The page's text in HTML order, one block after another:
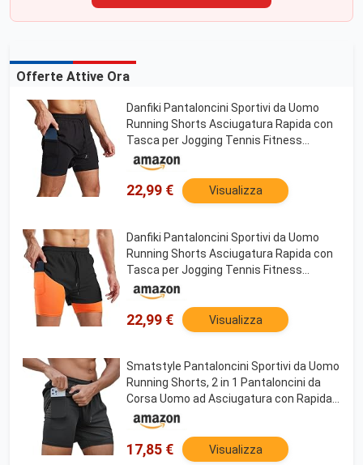
Offerte Attive Ora
Danfiki Pantaloncini Sportivi da Uomo
Running Shorts Asciugatura Rapida con
Tasca per Jogging Tennis Fitness
Allenamento 2 in 1,Nero,L
22,99 € Visualizza
Danfiki Pantaloncini Sportivi da Uomo
Running Shorts Asciugatura Rapida con
Tasca per Jogging Tennis Fitness
Allenamento 2 in 1,Nero Giallo,M
22,99 € Visualizza
Smatstyle Pantaloncini Sportivi da Uomo
Running Shorts, 2 in 1 Pantaloncini da
Corsa Uomo ad Asciugatura con Rapida
Tasche Traspiranti per Fitness
Allenamento all'aperto
17,85 € Visualizza